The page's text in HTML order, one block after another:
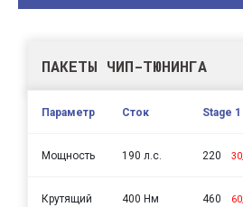
ПАКЕТЫ ЧИП-ТЮНИНГА
Параметр Сток Stage 1
Мощность 190 л.с. 220 30
Крутящий
400 Нм 460 60